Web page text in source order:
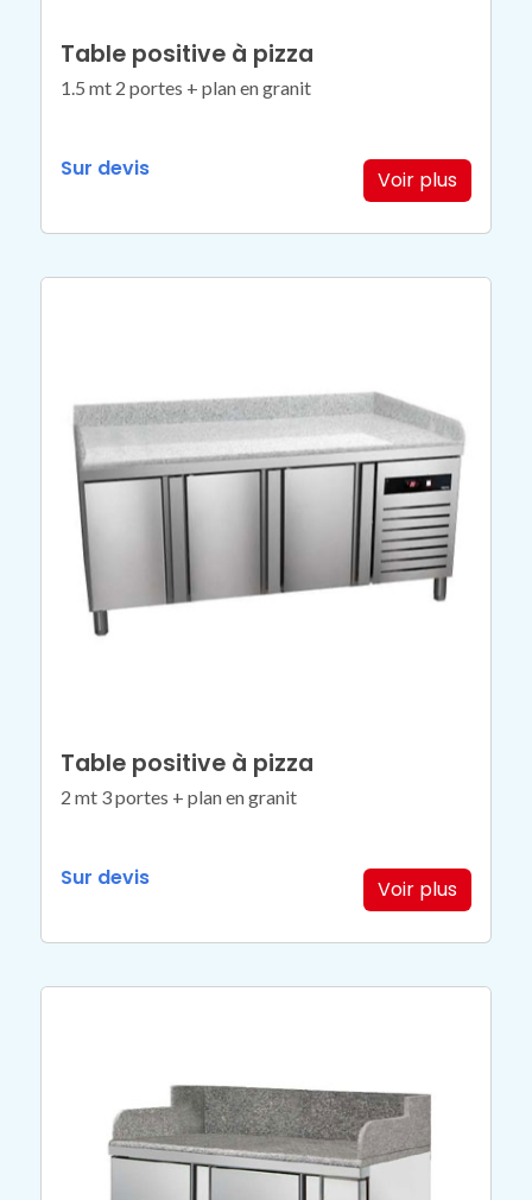
Table positive à pizza
1.5 mt 2 portes + plan en granit
Sur devis Voir plus
Table positive à pizza
2 mt 3 portes + plan en granit
Sur devis Voir plus